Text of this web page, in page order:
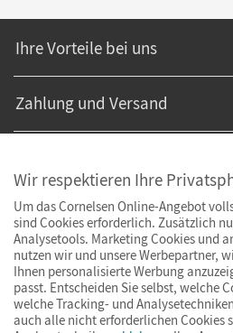
Ihre Vorteile bei uns
Zahlung und Versand
Wir respektieren Ihre
Um das Cornelsen Online-Angebot
sind Cookies erforderlich. Zusätzlich
Analysetools. Marketing Cookies und
nutzen wir und unsere Werbepartner,
Ihnen personalisierte Werbung
passt. Entscheiden Sie selbst, welche
welche Tracking- und
auch alle nicht erforderlichen Cookies